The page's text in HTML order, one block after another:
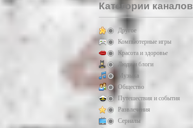
Категории каналов
Другое
Компьютерные игры
Красота и здоровье
Люди и блоги
Музыка
Общество
Путешествия и события
Развлечения
Сериалы